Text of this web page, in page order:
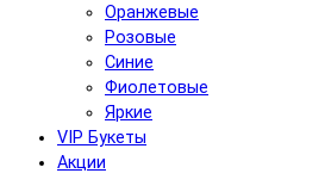
Оранжевые
Розовые
Синие
Фиолетовые
Яркие
VIP Букеты
Акции